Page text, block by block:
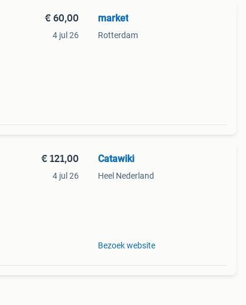
€ 60,00
4 jul 26
market
Rotterdam
€ 121,00
4 jul 26
Catawiki
Heel Nederland
Bezoek website